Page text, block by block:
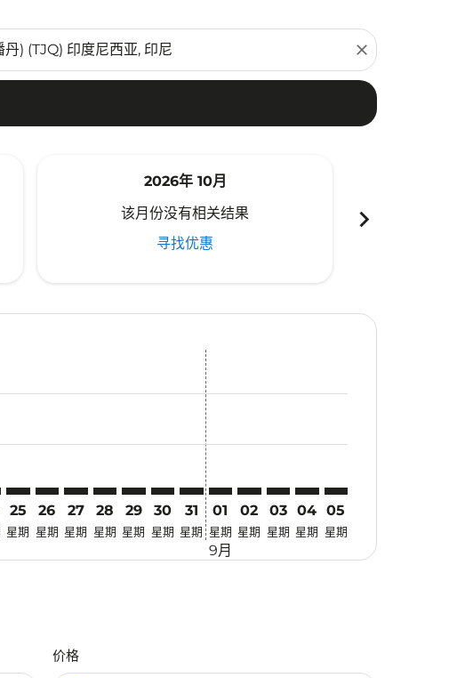
close
2026年 10月
该月份没有相关结果
寻找优惠
chevron_right
view-offers-disclaimer. 寻找优惠
cmp-view-offers-disclaimer. 寻找优惠
cmp-view-offers-disclaimer. 寻找优惠
TRV–TJQ: cmp-view-offers-disclaimer. 寻找优惠
25
星期
TRV–TJQ: cmp-view-offers-disclaimer. 寻找优惠
26
星期
TRV–TJQ: cmp-view-offers-disclaimer. 寻找优惠
27
星期
TRV–TJQ: cmp-view-offers-disclaimer. 寻找优惠
28
星期
TRV–TJQ: cmp-view-offers-disclaimer. 寻找优惠
29
星期
TRV–TJQ: cmp-view-offers-disclaimer. 寻找优惠
30
星期
TRV–TJQ: cmp-view-offers-disclaimer. 寻找
31
星期
01
星期
9月
02
星期
03
星期
04
星期
05
星期
价格